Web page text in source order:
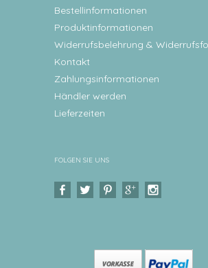
Bestellinformationen
Produktinformationen
Widerrufsbelehrung &
Kontakt
Zahlungsinformationen
Händler werden
Lieferzeiten
FOLGEN SIE UNS